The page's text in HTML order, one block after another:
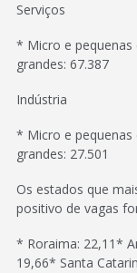
Serviços
* Micro e pequenas
grandes: 67.387
Indústria
* Micro e pequenas
grandes: 27.501
Os estados que
positivo de vagas
* Roraima: 22,11*
19,66* Santa